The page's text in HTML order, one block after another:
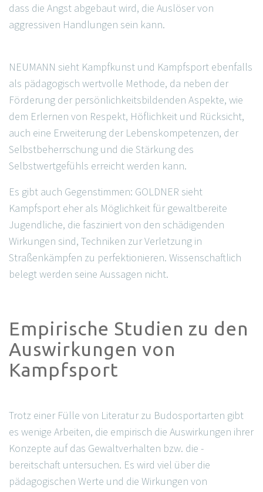
dass die Angst abgebaut wird, die Auslöser von
aggressiven Handlungen sein kann.
NEUMANN sieht Kampfkunst und Kampfsport ebenfalls
als pädagogisch wertvolle Methode, da neben der
Förderung der persönlichkeitsbildenden Aspekte, wie
dem Erlernen von Respekt, Höflichkeit und Rücksicht,
auch eine Erweiterung der Lebenskompetenzen, der
Selbstbeherrschung und die Stärkung des
Selbstwertgefühls erreicht werden kann.
Es gibt auch Gegenstimmen: GOLDNER sieht
Kampfsport eher als Möglichkeit für gewaltbereite
Jugendliche, die fasziniert von den schädigenden
Wirkungen sind, Techniken zur Verletzung in
Straßenkämpfen zu perfektionieren. Wissenschaftlich
belegt werden seine Aussagen nicht.
Empirische Studien zu den
Auswirkungen von
Kampfsport
Trotz einer Fülle von Literatur zu Budosportarten gibt
es wenige Arbeiten, die empirisch die Auswirkungen ihrer
Konzepte auf das Gewaltverhalten bzw. die -
bereitschaft untersuchen. Es wird viel über die
pädagogischen Werte und die Wirkungen von